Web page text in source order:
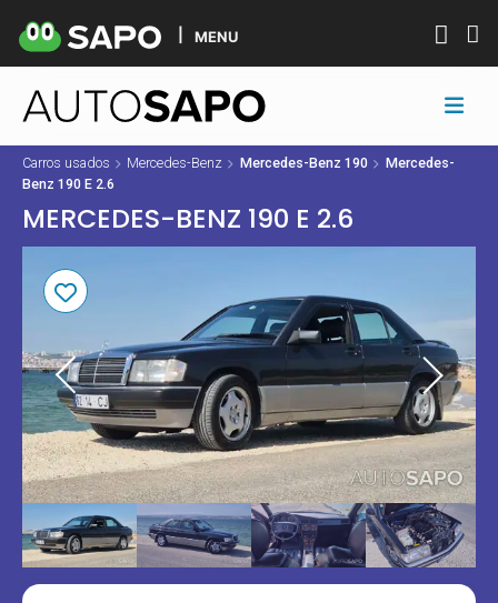
MENU
Carros usados Mercedes-Benz Mercedes-Benz 190
Mercedes-
Benz 190 E 2.6
MERCEDES-BENZ 190 E 2.6